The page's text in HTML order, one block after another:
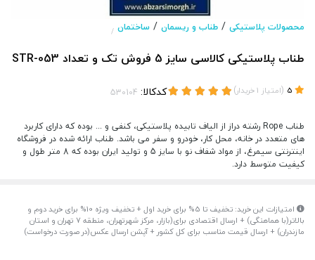
محصولات پلاستیکی / طناب و ریسمان / ساختمان /
طناب پلاستیکی کالاسی سایز 5 فروش تک و تعداد STR-053
(امتیاز 1خریدار) کدکالا:
طناب Rope رشته دراز از الیاف تابیده پلاستیکی، کنفی و ... بوده که دارای کاربرد
های متعدد در خانه، محل کار، خودرو و سفر می باشد. طناب ارائه شده در فروشگاه
اینترنتی سیمرغ، از مواد شفاف نو با سایز 5 و تولید ایران بوده که 8 متر طول و
کیفیت متوسط دارد.
امتیازات این خرید: تخفیف تا 5% برای خرید اول + تخفیف ویژه 10% برای خرید دوم و
بالاتر(با هماهنگی) + ارسال اقتصادی برای(بازار، مرکز شهرتهران، منطقه 7 تهران و استان
مازندران) + ارسال قیمت مناسب برای کل کشور + آپشن ارسال عکس(در صورت درخواست)